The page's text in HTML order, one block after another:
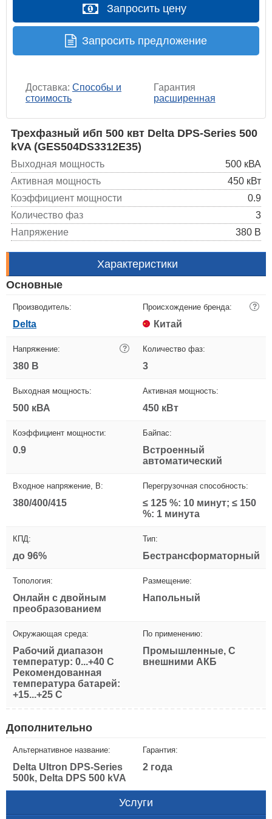
Запросить цену
Запросить предложение
Доставка: Способы и
стоимость
Гарантия
расширенная
Трехфазный ибп 500 квт Delta DPS-Series 500
kVA (GES504DS3312E35)
Выходная мощность
500 кВА
Активная мощность
450 кВт
Коэффициент мощности
0.9
Количество фаз
3
Напряжение
380 В
Характеристики
Основные
Производитель:
Delta
Происхождение бренда: ?
Китай
Напряжение: ?
380 В
Количество фаз:
3
Выходная мощность:
500 кВА
Активная мощность:
450 кВт
Коэффициент мощности:
0.9
Байпас:
Встроенный
автоматический
Входное напряжение, В:
380/400/415
Перегрузочная способность:
≤ 125 %: 10 минут; ≤ 150
%: 1 минута
КПД:
до 96%
Тип:
Бестрансформаторный
Топология:
Онлайн с двойным
преобразованием
Размещение:
Напольный
Окружающая среда:
Рабочий диапазон
температур: 0...+40 С
Рекомендованная
температура батарей:
+15...+25 С
По применению:
Промышленные, С
внешними АКБ
Дополнительно
Альтернативное название:
Delta Ultron DPS-Series
500k, Delta DPS 500 kVA
Гарантия:
2 года
Услуги